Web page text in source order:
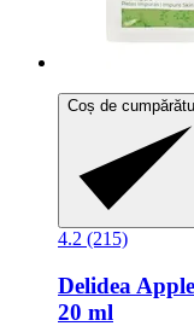
Coș de
4.2 (215)
Delidea
20 ml